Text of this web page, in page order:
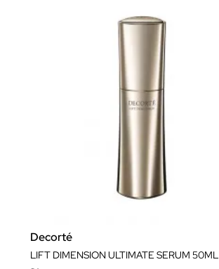
Decorté
LIFT DIMENSION ULTIMATE SERUM 50ML